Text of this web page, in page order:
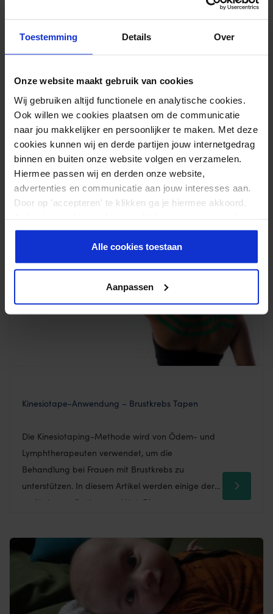
Toestemming Details Over
Onze website maakt gebruik van cookies
Wij gebruiken altijd functionele en analytische cookies.
Ook willen we cookies plaatsen om de communicatie
naar jou makkelijker en persoonlijker te maken. Met deze
cookies kunnen wij en derde partijen jouw internetgedrag
binnen en buiten onze website volgen en verzamelen.
Hiermee passen wij en derden onze website,
advertenties en communicatie aan jouw interesses aan.
Door op 'accepteren' te klikken ga je hiermee akkoord.
er meer over in onsprivacy beleid.
Alle cookies toestaan
Aanpassen
Kinesiotaping bei einem erhöhten Speichelfluss
Auf dieser Seite finden Sie Informationen über die
Behandlungsmöglichkeiten bei einem erhöhten
Speichelfluss mit hilfe von Kinesiologie tape, im
Rahmen einer therapeutischen Behandlung. Wie
Sie das Tape einsetzen können, erklären wir Ihnen
eingesetzt wird, […]
Kinesiotape-Anwendung – Brustkrebs Tapen
Die Kinesiotaping-Methode wird von Ödem- und
Lymphtherapeuten verwendet, um die
Behandlung bei Frauen mit Brustkrebs zu
unterstützen. In diesem Artikel werden einige der
verfügbaren Optionen erklärt. Diese
bewiesen, sondern aus praktischer Erfahrung
dargestellt. 1 von 9 Frauen leidet an Brustkrebs.
Trotz der Tatsache, dass die Zahl der
Brustkrebspatientinnen jedes Jahr zunimmt, […]